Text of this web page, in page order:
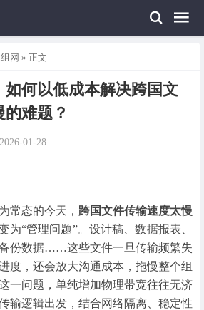
网 » 正文
如何以低成本解决跨国文
难题？
2026-01-28
常态的今天， 跨国文件传输速度太慢
为“管理问题”。设计稿、数据报表、
份数据……这些文件一旦传输频繁失
度，还会放大沟通成本，拖慢整个组
一问题，单纯增加物理带宽往往无济
输逻辑出发，结合网络隔离、稳定性